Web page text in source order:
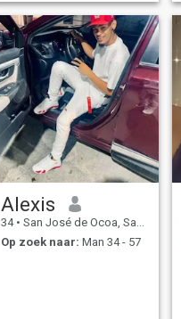
Alexis
34 • San José de Ocoa, San José de Ocoa, Dominicaanse Rep.
Op zoek naar: Man 34 - 57